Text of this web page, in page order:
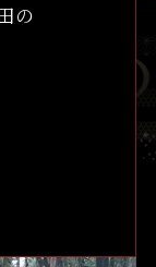
の